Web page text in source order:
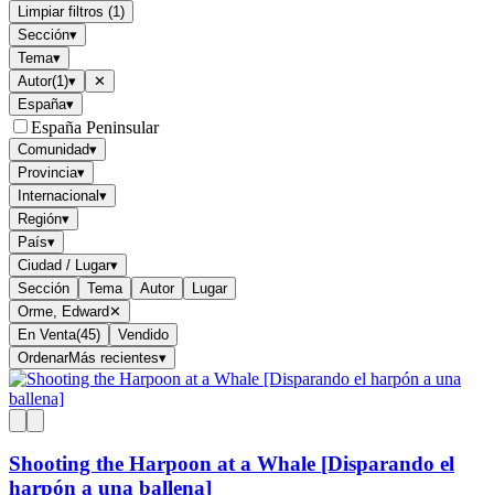
Limpiar filtros (1)
Sección▾
Tema▾
Autor(1)▾
✕
España▾
España Peninsular
Comunidad▾
Provincia▾
Internacional▾
Región▾
País▾
Ciudad / Lugar▾
Sección
Tema Autor
Lugar
Orme, Edward✕
En Venta(45)
Vendido
OrdenarMás recientes▾
Shooting the Harpoon at a Whale [Disparando el
harpón a una ballena]